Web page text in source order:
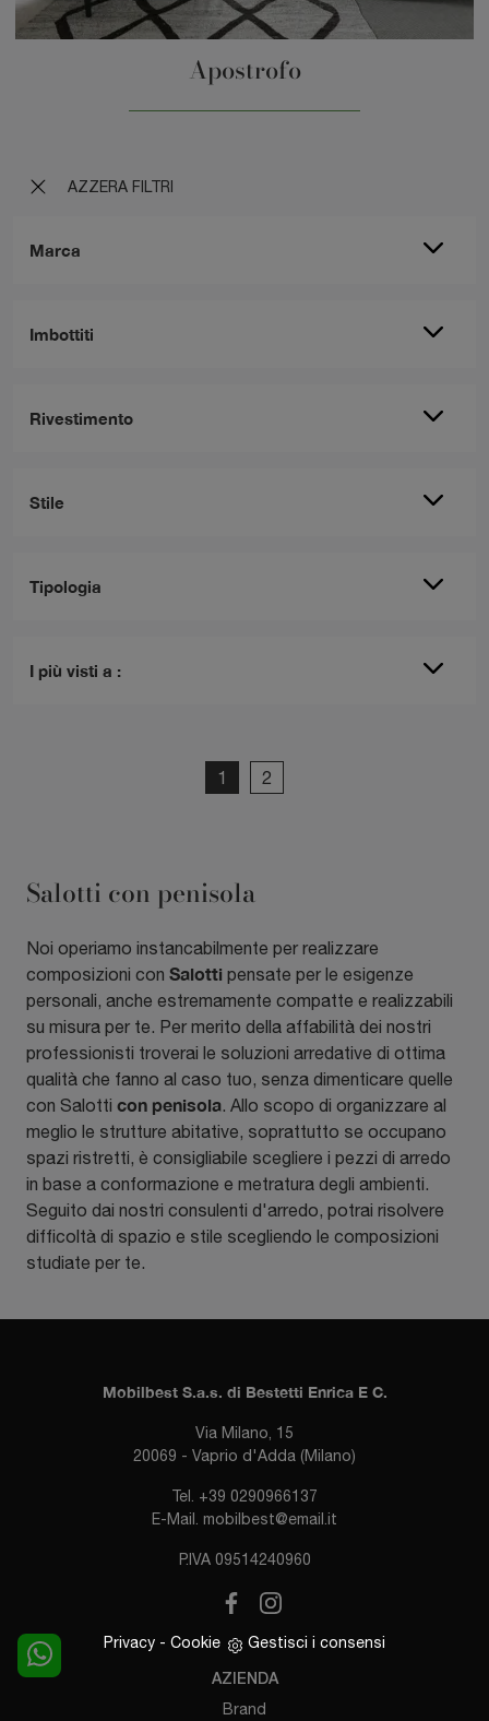
AZZERA FILTRI
Marca
Imbottiti
Rivestimento
Stile
Tipologia
I più visti a :
Apostrofo
1 2
Salotti con penisola
Noi operiamo instancabilmente per realizzare
composizioni con Salotti pensate per le esigenze
personali, anche estremamente compatte e realizzabili
su misura per te. Per merito della affabilità dei nostri
professionisti troverai le soluzioni arredative di ottima
qualità che fanno al caso tuo, senza dimenticare quelle
con Salotti con penisola. Allo scopo di organizzare al
meglio le strutture abitative, soprattutto se occupano
spazi ristretti, è consigliabile scegliere i pezzi di arredo
in base a conformazione e metratura degli ambienti.
Seguito dai nostri consulenti d'arredo, potrai risolvere
difficoltà di spazio e stile scegliendo le composizioni
studiate per te.
Mobilbest S.a.s. di Bestetti Enrica E C.
Via Milano, 15
20069 - Vaprio d'Adda (Milano)
Tel. +39 0290966137
E-Mail. mobilbest@email.it
P.IVA 09514240960
Privacy - Cookie Gestisci i consensi
AZIENDA
Brand